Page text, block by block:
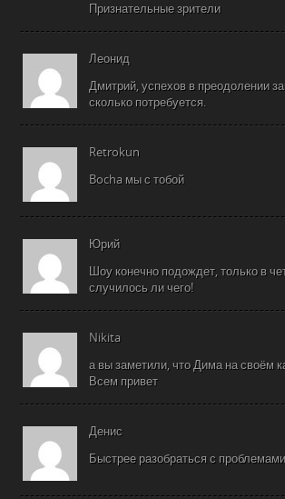
Признательные зрители
Леонид
Дмитрий, успехов в преодолении
сколько потребуется.
Retrokun
Bocha мы с тобой
Юрий
Шоу конечно подождет, только в
случилось ли чего!
Nikita
а вы заметили, что Дима на своём
Всем привет
Денис
Быстрее разобраться с